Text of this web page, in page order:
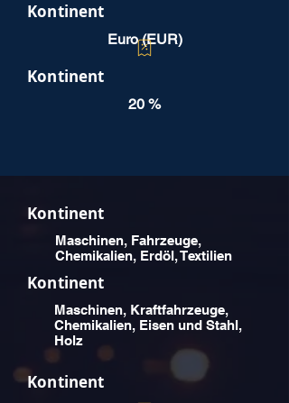
Kontinent
Euro (EUR)
Kontinent
20 %
Kontinent
Maschinen, Fahrzeuge,
Chemikalien, Erdöl, Textilien
Kontinent
Maschinen, Kraftfahrzeuge,
Chemikalien, Eisen und Stahl,
Holz
Kontinent